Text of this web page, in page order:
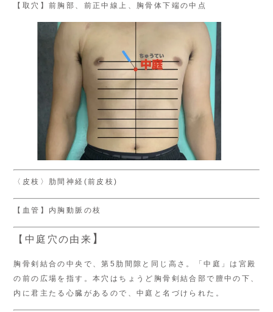
【取穴】前胸部、前正中線上、胸骨体下端の中点
〈皮枝〉肋間神経(前皮枝)
【血管】内胸動脈の枝
【中庭穴の由来 】
胸骨剣結合の中央で、第5肋間隙と同じ高さ。「中庭」は宮殿
の前の広場を指す。本穴はちょうど胸骨剣結合部で膻中の下、
内に君主たる心臓があるので、中庭と名づけられた。